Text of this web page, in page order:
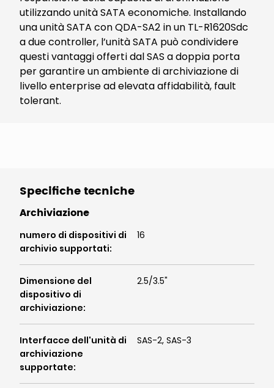
utilizzando unità SATA economiche. Installando
una unità SATA con QDA-SA2 in un TL-R1620Sdc
a due controller, l’unità SATA può condividere
questi vantaggi offerti dal SAS a doppia porta
per garantire un ambiente di archiviazione di
livello enterprise ad elevata affidabilità, fault
tolerant.
Specifiche tecniche
Archiviazione
numero di dispositivi di
archivio supportati:
16
Dimensione del
dispositivo di
archiviazione:
2.5/3.5"
Interfacce dell'unità di
archiviazione
supportate:
SAS-2, SAS-3